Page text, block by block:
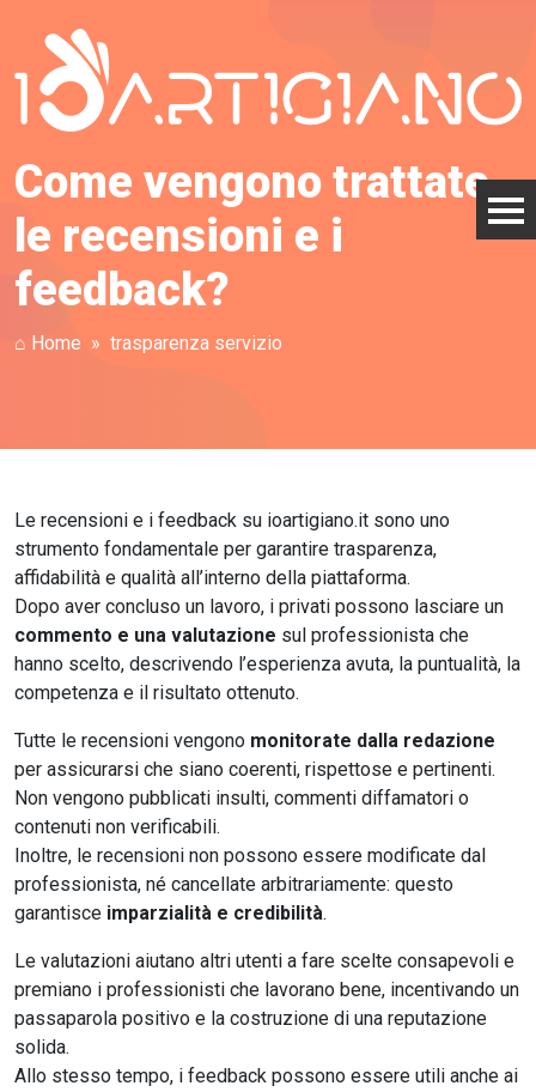
Come vengono trattate
le recensioni e i
feedback?
⌂ Home trasparenza servizio
Le recensioni e i feedback su ioartigiano.it sono uno
strumento fondamentale per garantire trasparenza,
affidabilità e qualità all’interno della piattaforma.
Dopo aver concluso un lavoro, i privati possono lasciare un
commento e una valutazione sul professionista che
hanno scelto, descrivendo l’esperienza avuta, la puntualità, la
competenza e il risultato ottenuto.
Tutte le recensioni vengono monitorate dalla redazione
per assicurarsi che siano coerenti, rispettose e pertinenti.
Non vengono pubblicati insulti, commenti diffamatori o
contenuti non verificabili.
Inoltre, le recensioni non possono essere modificate dal
professionista, né cancellate arbitrariamente: questo
garantisce imparzialità e credibilità.
Le valutazioni aiutano altri utenti a fare scelte consapevoli e
premiano i professionisti che lavorano bene, incentivando un
passaparola positivo e la costruzione di una reputazione
solida.
Allo stesso tempo, i feedback possono essere utili anche ai